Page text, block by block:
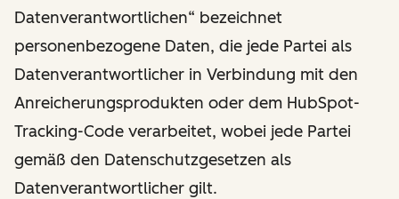
Datenverantwortlichen“ bezeichnet
personenbezogene Daten, die jede Partei als
Datenverantwortlicher in Verbindung mit den
Anreicherungsprodukten oder dem HubSpot-
Tracking-Code verarbeitet, wobei jede Partei
gemäß den Datenschutzgesetzen als
Datenverantwortlicher gilt.